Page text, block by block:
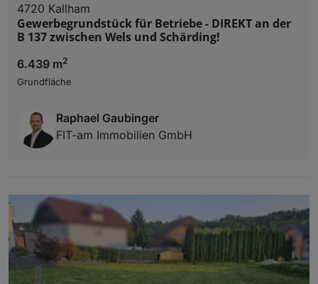
4720 Kallham
Gewerbegrundstück für Betriebe - DIREKT an der
B 137 zwischen Wels und Schärding!
6.439 m2
Grundfläche
Raphael Gaubinger
FIT-am Immobilien GmbH